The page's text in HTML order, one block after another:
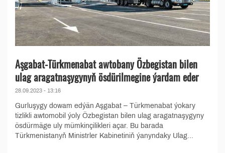
Aşgabat-Türkmenabat awtobany Özbegistan bilen
ulag aragatnaşygynyň ösdürilmegine ýardam eder
28.09.2023 - 13:16
Gurluşygy dowam edýän Aşgabat – Türkmenabat ýokary
tizlikli awtomobil ýoly Özbegistan bilen ulag aragatnaşygyny
ösdürmäge uly mümkinçilikleri açar. Bu barada
Türkmenistanyň Ministrler Kabinetiniň ýanyndaky Ulag...